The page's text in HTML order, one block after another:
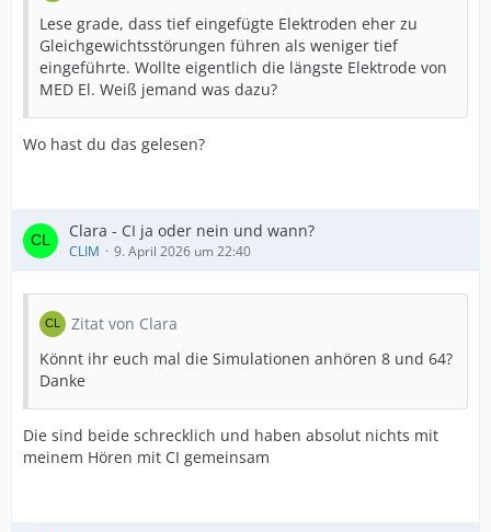
Lese grade, dass tief eingefügte Elektroden eher zu
Gleichgewichtsstörungen führen als weniger tief
eingeführte. Wollte eigentlich die längste Elektrode von
MED El. Weiß jemand was dazu?
Wo hast du das gelesen?
Clara - CI ja oder nein und wann?
CLIM 9. April 2026 um 22:40
Zitat von Clara
Könnt ihr euch mal die Simulationen anhören 8 und 64?
Danke
Die sind beide schrecklich und haben absolut nichts mit
meinem Hören mit CI gemeinsam